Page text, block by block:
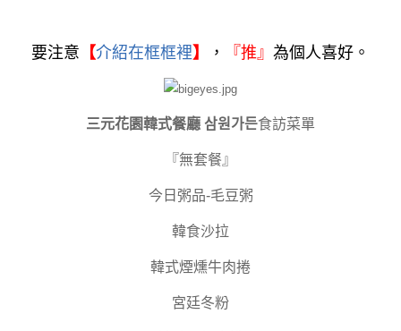
要注意 【介紹在框框裡】 ， 『 推』 為個人喜好。
三元花園韓式餐廳 삼원가든食訪菜單
『無套餐』
今日粥品-毛豆粥
韓食沙拉
韓式煙燻牛肉捲
宮廷冬粉